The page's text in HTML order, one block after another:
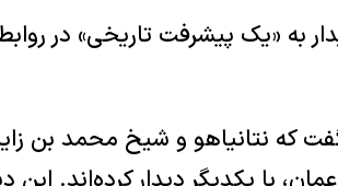
به «یک پیشرفت تاریخی» در